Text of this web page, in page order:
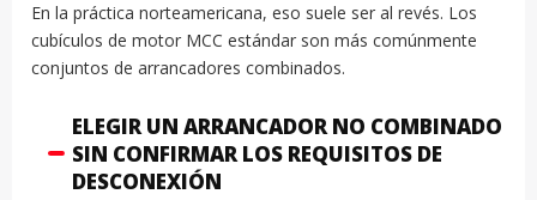
En la práctica norteamericana, eso suele ser al revés. Los
cubículos de motor MCC estándar son más comúnmente
conjuntos de arrancadores combinados.
ELEGIR UN ARRANCADOR NO COMBINADO
SIN CONFIRMAR LOS REQUISITOS DE
DESCONEXIÓN